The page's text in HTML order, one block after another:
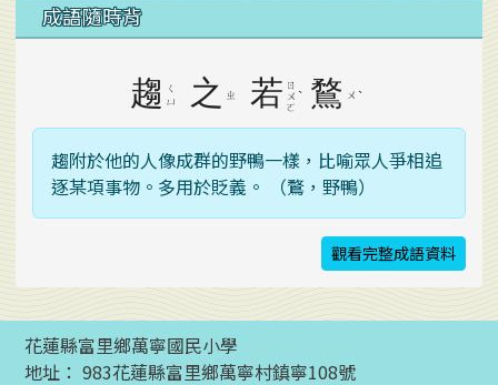
成語隨時背
趨
ㄑ
ㄩ
之 ㄓ 若 ㄖ
ㄨ
ㄛ
ˋ 鶩 ㄨ ˋ
趨附於他的人像成群的野鴨一樣，比喻眾人爭相追
逐某項事物。多用於貶義。 （鶩，野鴨）
觀看完整成語資料
花蓮縣富里鄉萬寧國民小學
地址： 983花蓮縣富里鄉萬寧村鎮寧108號